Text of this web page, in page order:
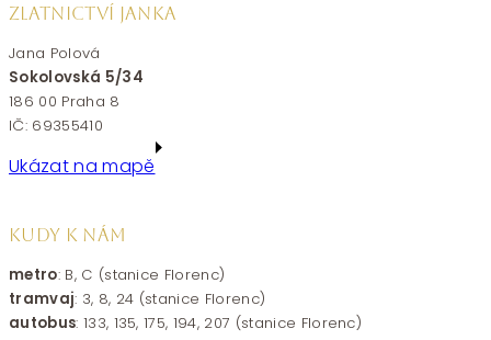
ZLATNICTVÍ JANKA
Jana Polová
Sokolovská 5/34
186 00 Praha 8
IČ: 69355410
Ukázat na mapě
KUDY K NÁM
metro: B, C (stanice Florenc)
tramvaj: 3, 8, 24 (stanice Florenc)
autobus: 133, 135, 175, 194, 207 (stanice Florenc)